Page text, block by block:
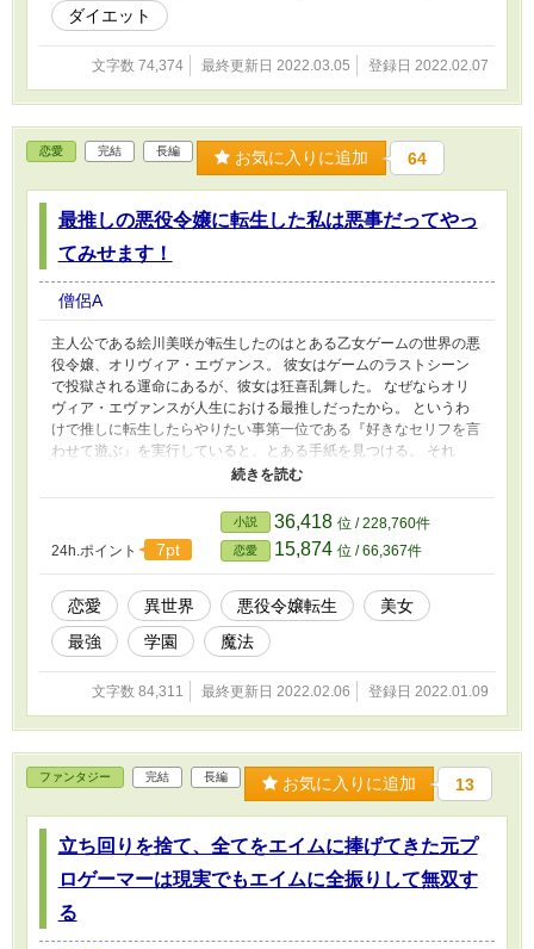
条理なチートに対抗するため、彼はドラゴンを単独討伐を成し遂げ
てしまった。 強敵との対決なら良い運動になると思ったから。
ダイエット
文字数 74,374 最終更新日 2022.03.05 登録日 2022.02.07
恋愛 完結 長編 お気に入りに追加 64
最推しの悪役令嬢に転生した私は悪事だってやっ
てみせます！
僧侶A
主人公である絵川美咲が転生したのはとある乙女ゲームの世界の悪
役令嬢、オリヴィア・エヴァンス。 彼女はゲームのラストシーン
で投獄される運命にあるが、彼女は狂喜乱舞した。 なぜならオリ
ヴィア・エヴァンスが人生における最推しだったから。 というわ
けで推しに転生したらやりたい事第一位である『好きなセリフを言
わせて遊ぶ』を実行していると、とある手紙を見つける。 それ
は、 『私の代わりに悪役令嬢として生きて欲しい』 という最推し
直筆の手紙。 推し直々のお願いを断るという選択肢なんて無い主
人公は、オリヴィア・エヴァンスが用意した完璧イケメン騎士のア
シストを受け、立派な悪役令嬢として生きていく。 と主人公は思
っているが、実際の所は一度も悪事を行っていないのである。
24h.ポイント 7pt
小説 36,418 位 / 228,760件
恋愛 15,874 位 / 66,367件
恋愛 異世界 悪役令嬢転生
美女
最強
学園 魔法
文字数 84,311 最終更新日 2022.02.06 登録日 2022.01.09
ファンタジー 完結 長編 お気に入りに追加 13
立ち回りを捨て、全てをエイムに捧げてきた元プ
ロゲーマーは現実でもエイムに全振りして無双す
る